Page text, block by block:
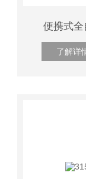
便携式
了解详